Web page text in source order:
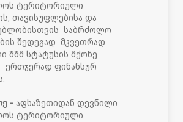
ტერიტორიული
თავისუფლებისა და
საბრძოლო
შედეგად მკვეთრად
შშმ სტატუსის მქონე
ერთჯერად ფინანსურ
- აფხაზეთიდან დევნილი
ტერიტორიული